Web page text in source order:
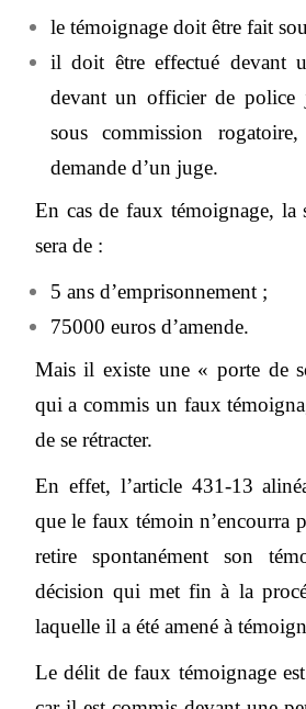
le témoignage doit être fait
il doit être effectué devant
devant un officier de police
sous commission
demande d’un juge.
En cas de faux témoignage, la
sera de :
5 ans d’emprisonnement ;
75000 euros d’amende.
Mais il existe une « porte de
qui a commis un faux
de se rétracter.
En effet, l’article 431-13
que le faux témoin n’encourra
retire spontanément son
décision qui met fin à la
laquelle il a été amené à
Le délit de faux témoignage